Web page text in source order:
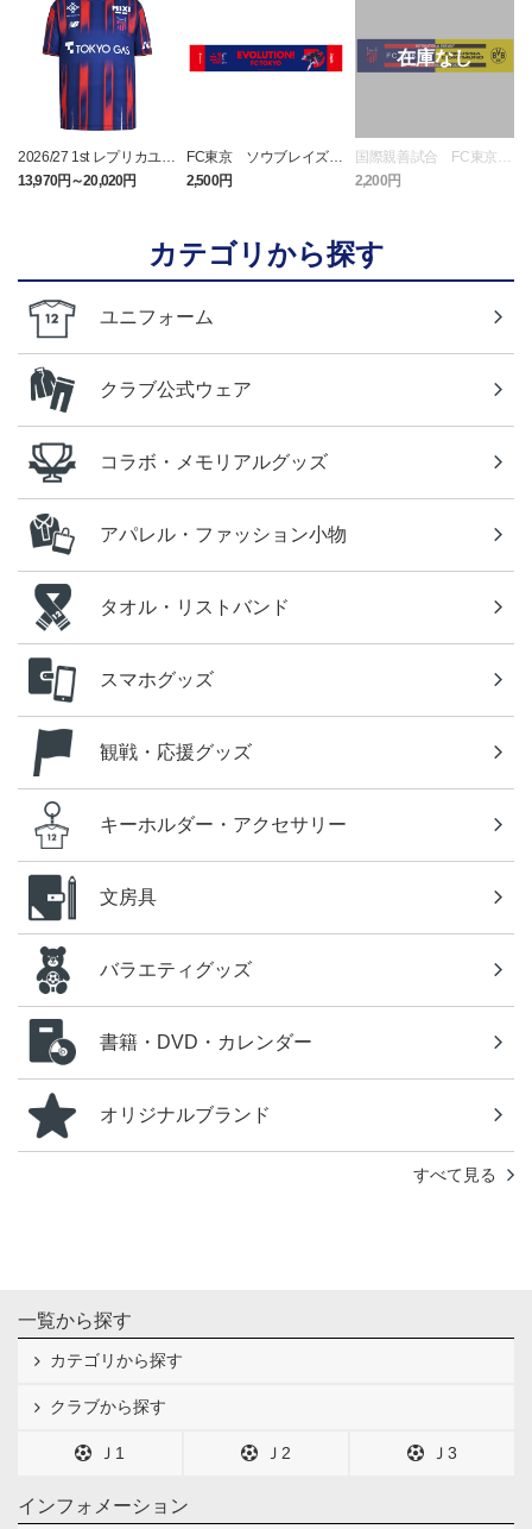
2026/27 1st レプリカユニ
フォーム 半袖
13,970円～20,020円
FC東京 ソウブレイズ
タオルマフラー
2,500円
国際親善試合 FC東京
対 ボルシア ドルトムン
ト プリントタオルマフ
2,200円
カテゴリから探す
ユニフォーム
クラブ公式ウェア
コラボ・メモリアルグッズ
アパレル・ファッション小物
タオル・リストバンド
スマホグッズ
観戦・応援グッズ
キーホルダー・アクセサリー
文房具
バラエティグッズ
書籍・DVD・カレンダー
オリジナルブランド
すべて見る
一覧から探す
カテゴリから探す
クラブから探す
Ｊ1 Ｊ2 Ｊ3
インフォメーション